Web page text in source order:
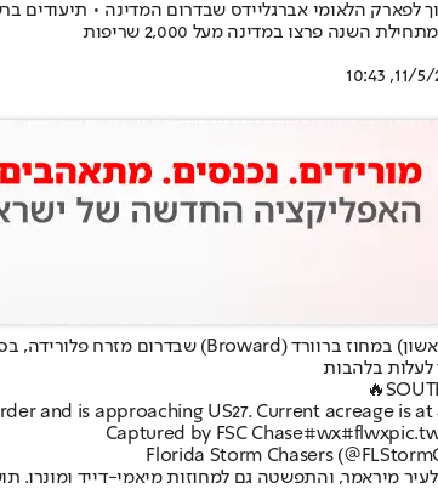
השנה פרצו במדינה מעל 2,000 שריפות
11/5/
לעלות בלהבות
and is approaching US27. Current acreage is at
Captured by FSC Chase#wx#flwx
מיראמר, והתפשטה גם למחוזות מיאמי-דייד